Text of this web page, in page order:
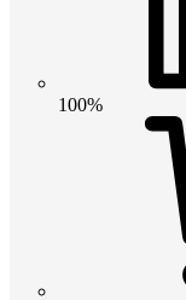
100%